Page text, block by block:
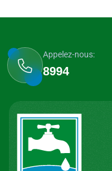
Appelez-nous:
8994